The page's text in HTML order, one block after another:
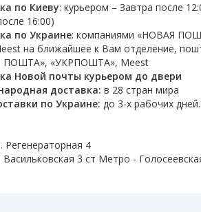
по Киеву: курьером – Завтра после
16:00)
по Украине: компаниями «НОВАЯ
на ближайшее к Вам отделение,
ПОШТА», «УКРПОШТА», Meest
Новой почты курьером до двери
доставка: в 28 стран мира
по Украине: до 3-х рабочих дней.
Регенераторная 4
Васильковская 3 ст Метро -